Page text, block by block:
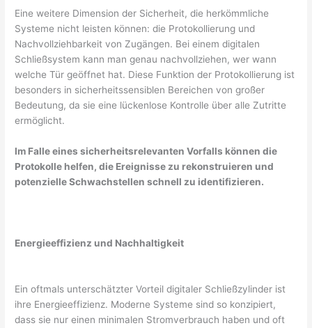
Eine weitere Dimension der Sicherheit, die herkömmliche
Systeme nicht leisten können: die Protokollierung und
Nachvollziehbarkeit von Zugängen. Bei einem digitalen
Schließsystem kann man genau nachvollziehen, wer wann
welche Tür geöffnet hat. Diese Funktion der Protokollierung ist
besonders in sicherheitssensiblen Bereichen von großer
Bedeutung, da sie eine lückenlose Kontrolle über alle Zutritte
ermöglicht.
Im Falle eines sicherheitsrelevanten Vorfalls können die
Protokolle helfen, die Ereignisse zu rekonstruieren und
potenzielle Schwachstellen schnell zu identifizieren.
Energieeffizienz und Nachhaltigkeit
Ein oftmals unterschätzter Vorteil digitaler Schließzylinder ist
ihre Energieeffizienz. Moderne Systeme sind so konzipiert,
dass sie nur einen minimalen Stromverbrauch haben und oft